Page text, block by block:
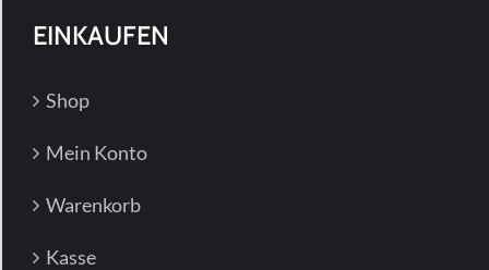
EINKAUFEN
Shop
Mein Konto
Warenkorb
Kasse